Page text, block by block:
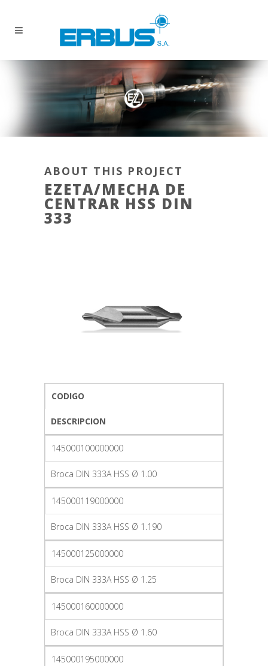
ABOUT THIS PROJECT
EZETA/MECHA DE
CENTRAR HSS DIN
333
CODIGO
DESCRIPCION
145000100000000
Broca DIN 333A HSS Ø 1.00
145000119000000
Broca DIN 333A HSS Ø 1.190
145000125000000
Broca DIN 333A HSS Ø 1.25
145000160000000
Broca DIN 333A HSS Ø 1.60
145000195000000